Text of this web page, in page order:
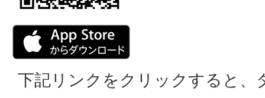
下記リンクをクリックすると、